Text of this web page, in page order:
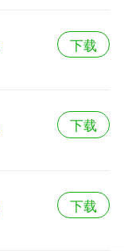
下载
下载
下载